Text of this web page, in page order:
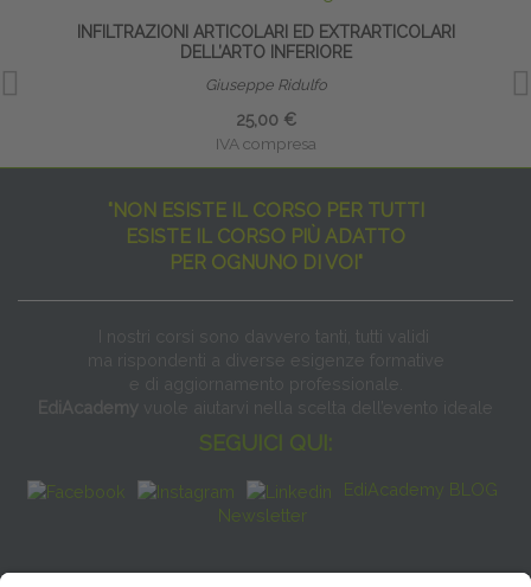
INFILTRAZIONI ARTICOLARI ED EXTRARTICOLARI
DELL’ARTO INFERIORE
Giuseppe Ridulfo
25,00 €
IVA compresa
"NON ESISTE IL CORSO PER TUTTI
ESISTE IL CORSO PIÙ ADATTO
PER OGNUNO DI VOI"
I nostri corsi sono davvero tanti, tutti validi
ma rispondenti a diverse esigenze formative
e di aggiornamento professionale.
EdiAcademy vuole aiutarvi nella scelta dell’evento ideale
SEGUICI QUI:
EdiAcademy BLOG
Newsletter